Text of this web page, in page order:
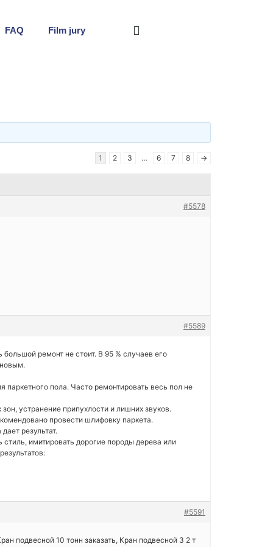
FAQ Film jury
1 2 3 … 6 7 8 →
#5578
#5589
ремонт не стоит. В 95 % случаев его
паркетного пола. Часто ремонтировать весь пол не
устранение припухлости и лишних звуков.
провести шлифовку паркета.
результат.
имитировать дорогие породы дерева или
#5591
подвесной 10 тонн заказать, Кран подвесной 3 2 т